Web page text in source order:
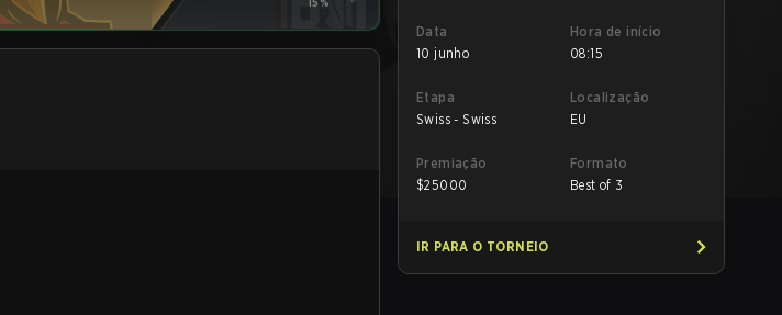
Data
10 junho
Hora de início
08:15
Etapa
Swiss - Swiss
Localização
EU
Premiação
$25000
Formato
Best of 3
IR PARA O TORNEIO